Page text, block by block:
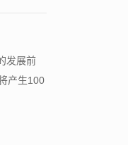
发展前
产生100